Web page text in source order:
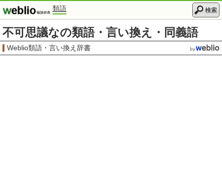
類語 検索
不可思議なの類語・言い換え・同義語
Weblio類語・言い換え辞書